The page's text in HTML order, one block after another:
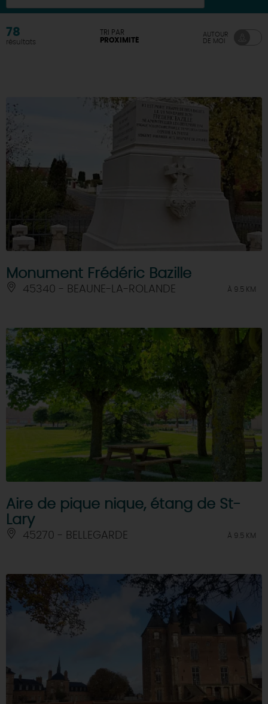
78
résultats
TRI PAR
PROXIMITÉ
AUTOUR
DE MOI
Monument Frédéric Bazille
45340 - BEAUNE-LA-ROLANDE À 9.5 KM
Aire de pique nique, étang de St-
Lary
45270 - BELLEGARDE À 9.5 KM